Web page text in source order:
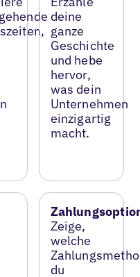
deine
ganze
Geschichte
und hebe
hervor,
was dein
Unternehmen
einzigartig
macht.
Zeige,
welche
du